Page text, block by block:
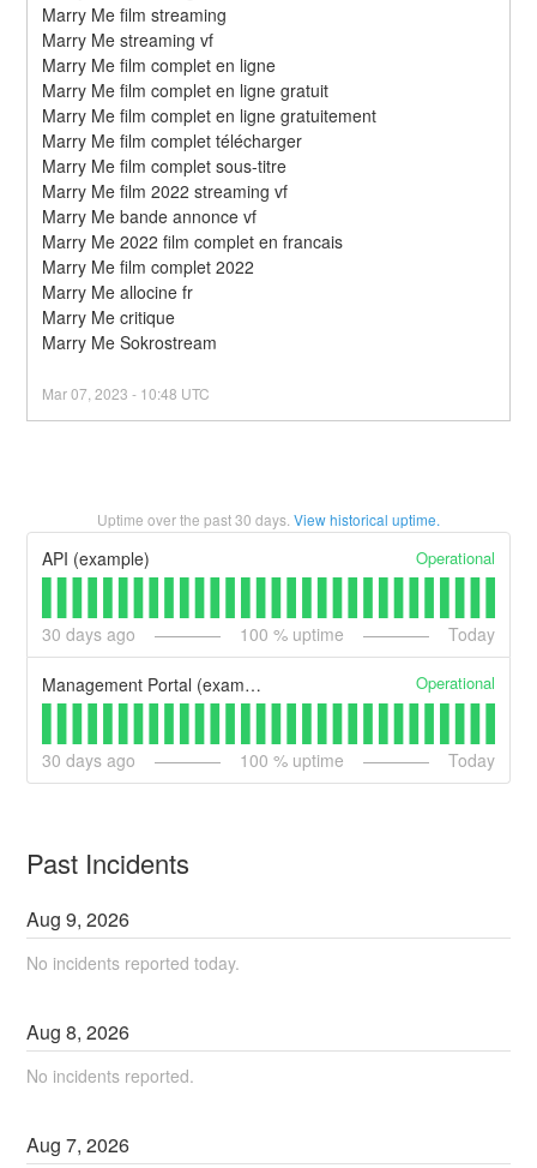
Marry Me film streaming
Marry Me streaming vf
Marry Me film complet en ligne
Marry Me film complet en ligne gratuit
Marry Me film complet en ligne gratuitement
Marry Me film complet télécharger
Marry Me film complet sous-titre
Marry Me film 2022 streaming vf
Marry Me bande annonce vf
Marry Me 2022 film complet en francais
Marry Me film complet 2022
Marry Me allocine fr
Marry Me critique
Marry Me Sokrostream
Mar07 ,2023 - 10:48 UTC
Uptime over the past30 days. View historical uptime.
API (example) Operational
30 days ago 100 % uptime Today
Management Portal (example) Operational
30 days ago 100 % uptime Today
Past Incidents
Aug9,2026
No incidents reported today.
Aug8,2026
No incidents reported.
Aug7,2026